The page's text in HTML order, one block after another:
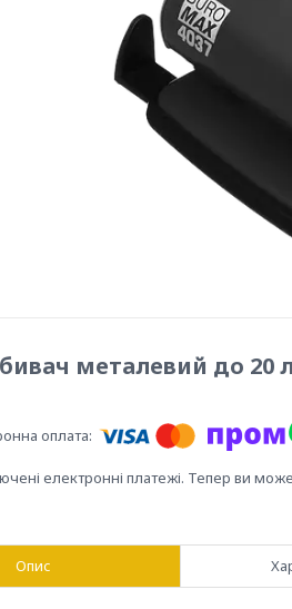
металевий до 20
електронні платежі. Тепер ви
Опис